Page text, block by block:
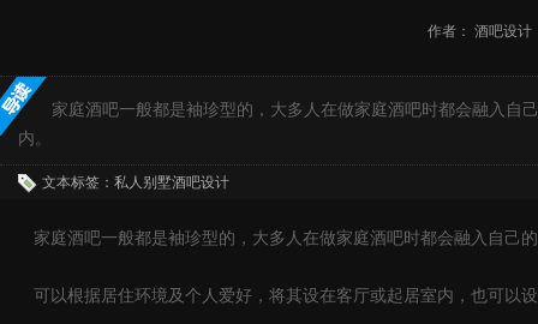
作者： 酒吧设计
家庭酒吧一般都是袖珍型的，大多人在做家庭酒吧时都会融入
内。
文本标签：私人别墅酒吧设计
家庭酒吧一般都是袖珍型的，大多人在做家庭酒吧时都会融入自己
可以根据居住环境及个人爱好，将其设在客厅或起居室内，也可以